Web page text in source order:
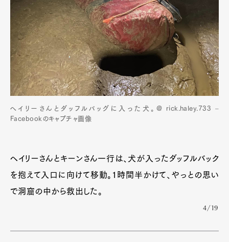
ヘイリーさんとダッフルバッグに入った犬。@ rick.haley.733 –
Facebookのキャプチャ画像
ヘイリーさんとキーンさん一行は、犬が入ったダッフルバック
を抱えて入口に向けて移動。1時間半かけて、やっとの思い
で洞窟の中から救出した。
4/19